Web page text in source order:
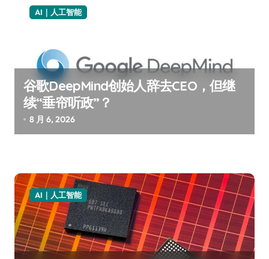
AI｜人工智能
谷歌DeepMind创始人辞去CEO，但继
续“垂帘听政”？
8 月 6, 2026
AI｜人工智能